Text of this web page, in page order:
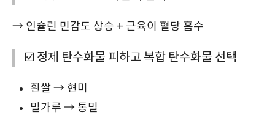
→ 인슐린 민감도 상승 + 근육이 혈당 흡수
☑️ 정제 탄수화물 피하고 복합 탄수화물 선택
흰쌀 → 현미
밀가루 → 통밀